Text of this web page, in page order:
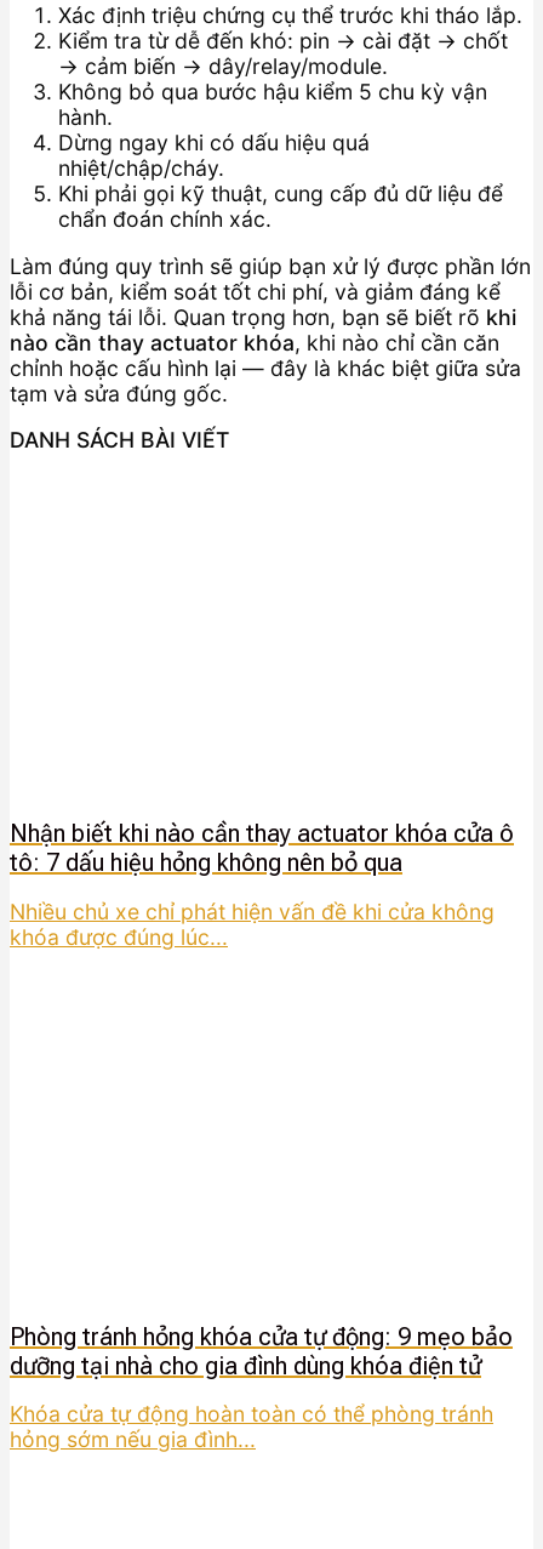
Xác định triệu chứng cụ thể trước khi tháo lắp.
Kiểm tra từ dễ đến khó: pin → cài đặt → chốt
→ cảm biến → dây/relay/module.
Không bỏ qua bước hậu kiểm 5 chu kỳ vận
hành.
Dừng ngay khi có dấu hiệu quá
nhiệt/chập/cháy.
Khi phải gọi kỹ thuật, cung cấp đủ dữ liệu để
chẩn đoán chính xác.
Làm đúng quy trình sẽ giúp bạn xử lý được phần lớn
lỗi cơ bản, kiểm soát tốt chi phí, và giảm đáng kể
khả năng tái lỗi. Quan trọng hơn, bạn sẽ biết rõ khi
nào cần thay actuator khóa, khi nào chỉ cần căn
chỉnh hoặc cấu hình lại — đây là khác biệt giữa sửa
tạm và sửa đúng gốc.
DANH SÁCH BÀI VIẾT
Nhận biết khi nào cần thay actuator khóa cửa ô
tô: 7 dấu hiệu hỏng không nên bỏ qua
Nhiều chủ xe chỉ phát hiện vấn đề khi cửa không
khóa được đúng lúc...
Phòng tránh hỏng khóa cửa tự động: 9 mẹo bảo
dưỡng tại nhà cho gia đình dùng khóa điện tử
Khóa cửa tự động hoàn toàn có thể phòng tránh
hỏng sớm nếu gia đình...